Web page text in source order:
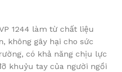
1244 làm từ chất liệu
không gây hại cho sức
có khả năng chịu lực
khuỷu tay của người ngồi